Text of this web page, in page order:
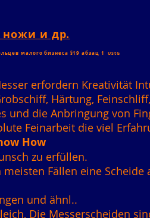
и др.
малого бизнеса §19 абзац 1 UStG
erfordern Kreativität
Härtung,
und die Anbringung von
Feinarbeit die viel
How
zu erfüllen.
Fällen eine Scheide
und ähnl..
Die Messerscheiden